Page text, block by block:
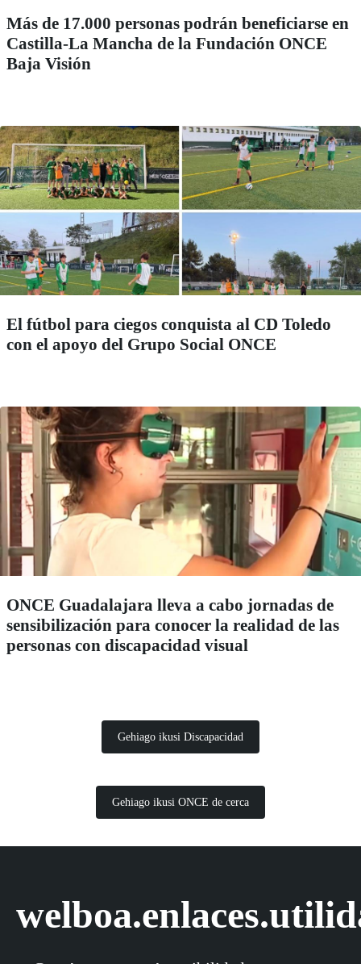
Más de 17.000 personas podrán beneficiarse en
Castilla-La Mancha de la Fundación ONCE
Baja Visión
El fútbol para ciegos conquista al CD Toledo
con el apoyo del Grupo Social ONCE
ONCE Guadalajara lleva a cabo jornadas de
sensibilización para conocer la realidad de las
personas con discapacidad visual
Gehiago ikusi Discapacidad
Gehiago ikusi ONCE de cerca